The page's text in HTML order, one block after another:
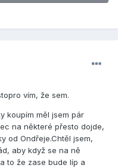
vím, že sem.
koupím měl jsem pár
na některé přesto dojde,
od Ondřeje.Chtěl jsem,
aby když se na ně
to že zase bude líp a